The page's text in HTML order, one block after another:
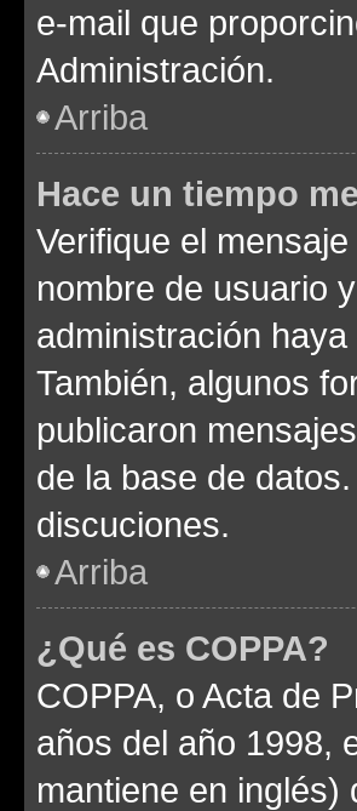
e-mail que
Administración.
Arriba
Hace un tiempo
Verifique el
nombre de usuario
administración
También, algunos
publicaron
de la base de
discuciones.
Arriba
¿Qué es COPPA?
COPPA, o Acta de
años del año 1998,
mantiene en